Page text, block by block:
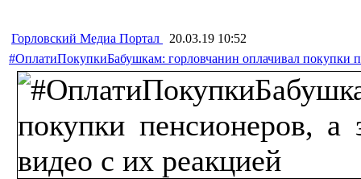
Горловский Медиа Портал
20.03.19 10:52
#ОплатиПокупкиБабушкам: горловчанин оплачивал покупки